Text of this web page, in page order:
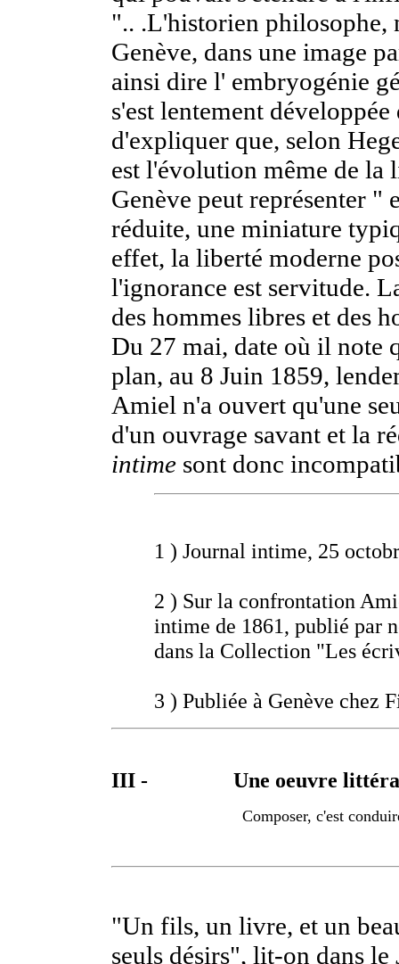
".. .L'historien philosophe,
Genève, dans une image
ainsi dire l' embryogénie
s'est lentement
d'expliquer que, selon
est l'évolution même de la
Genève peut représenter "
réduite, une miniature
effet, la liberté moderne
l'ignorance est servitude.
des hommes libres et des
Du 27 mai, date où il note
plan, au 8 Juin 1859,
Amiel n'a ouvert qu'une
d'un ouvrage savant et la
intime sont donc
1 ) Journal intime, 25
2 ) Sur la confrontation
intime de 1861, publié par
dans la Collection "Les
3 ) Publiée à Genève chez
III - Une oeuvre
Composer, c'est
"Un fils, un livre, et un
seuls désirs", lit-on dans le